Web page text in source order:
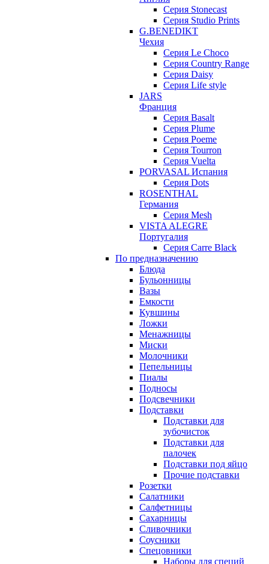
Серия Stonecast
Серия Studio Prints
G.BENEDIKT
Чехия
Cерия Le Choco
Серия Country Range
Серия Daisy
Серия Life style
JARS
Франция
Серия Basalt
Серия Plume
Серия Poeme
Серия Tourron
Серия Vuelta
PORVASAL Испания
Серия Dots
ROSENTHAL
Германия
Серия Mesh
VISTA ALEGRE
Португалия
Серия Carre Black
По предназначению
Блюда
Бульонницы
Вазы
Емкости
Кувшины
Ложки
Менажницы
Миски
Молочники
Пепельницы
Пиалы
Подносы
Подсвечники
Подставки
Подставки для
зубочисток
Подставки для
палочек
Подставки под яйцо
Прочие подставки
Розетки
Салатники
Салфетницы
Сахарницы
Сливочники
Соусники
Спецовники
Наборы для специй